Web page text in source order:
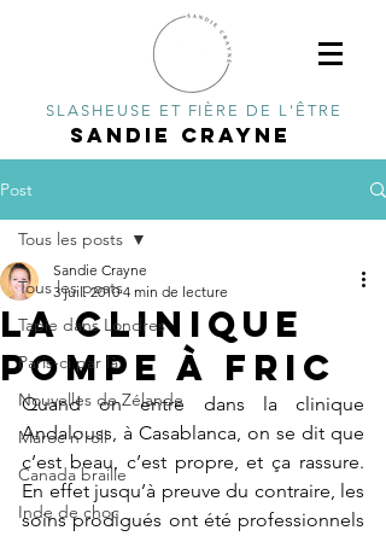
SLASHEUSE ET FIÈRE DE L'ÊTRE
SANDIE CRAYNE
Post
Tous les posts
Tapie dans Londres
Paris-ci par là
Nouvelles de Zélande
Maroc n'roll
Canada braille
Inde de choc
Tous les posts
La clinique
pompe à fric
Sandie Crayne
3 juil. 2010 4 min de lecture
Quand on entre dans la clinique
Andalouss, à Casablanca, on se dit que
c’est beau, c’est propre, et ça rassure.
En effet jusqu’à preuve du contraire, les
soins prodigués ont été professionnels